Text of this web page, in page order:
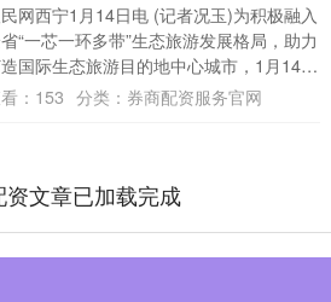
民网西宁1月14日电 (记者况玉)为积极融入
“一芯一环多带”生态旅游发展格局，助力
国际生态旅游目的地中心城市，1月14日
，由西宁市城北区、海西蒙古....
： 153 分类： 券商配资服务官网
资文章已加载完成